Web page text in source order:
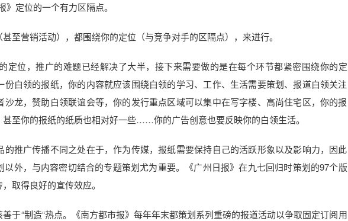
》定位的一个有力区隔点。
营销活动），都围绕你的定位（与竞争对手的区隔点），来进行。
位，推广的难题已经解决了大半，接下来需要做的是在每个环节都紧密围绕你的定
白领的报纸，你的内容就应该围绕白领的学习、工作、生活需要策划、报道白领关注
龙，赞助白领联谊会等，你的发行重点区域可以集中在写字楼、高尚住宅区，你的报
至你的报纸的纸质也相对好一些……你的广告创意也要反映你的白领生活。
推广传播不同之处在于，作为传媒，报纸需要保持自己的活跃形象以及影响力，因此
外，与内容密切结合的专题策划尤为重要。《广州日报》在九七回归时策划的97个版
取得良好的宣传效应。
“制造“热点。《南方都市报》每年年末都策划系列重磅的报道活动以争取固定订阅用